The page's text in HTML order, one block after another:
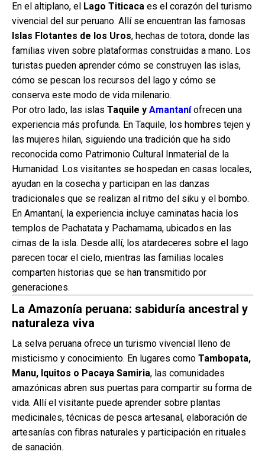
En el altiplano, el Lago Titicaca es el corazón del turismo
vivencial del sur peruano. Allí se encuentran las famosas
Islas Flotantes de los Uros, hechas de totora, donde las
familias viven sobre plataformas construidas a mano. Los
turistas pueden aprender cómo se construyen las islas,
cómo se pescan los recursos del lago y cómo se
conserva este modo de vida milenario.
Por otro lado, las islas Taquile y Amantaníofrecen una
experiencia más profunda. En Taquile, los hombres tejen y
las mujeres hilan, siguiendo una tradición que ha sido
reconocida como Patrimonio Cultural Inmaterial de la
Humanidad. Los visitantes se hospedan en casas locales,
ayudan en la cosecha y participan en las danzas
tradicionales que se realizan al ritmo del siku y el bombo.
En Amantaní, la experiencia incluye caminatas hacia los
templos de Pachatata y Pachamama, ubicados en las
cimas de la isla. Desde allí, los atardeceres sobre el lago
parecen tocar el cielo, mientras las familias locales
comparten historias que se han transmitido por
generaciones.
La Amazonía peruana: sabiduría ancestral y
naturaleza viva
La selva peruana ofrece un turismo vivencial lleno de
misticismo y conocimiento. En lugares como Tambopata,
Manu, Iquitos o Pacaya Samiria, las comunidades
amazónicas abren sus puertas para compartir su forma de
vida. Allí el visitante puede aprender sobre plantas
medicinales, técnicas de pesca artesanal, elaboración de
artesanías con fibras naturales y participación en rituales
de sanación.